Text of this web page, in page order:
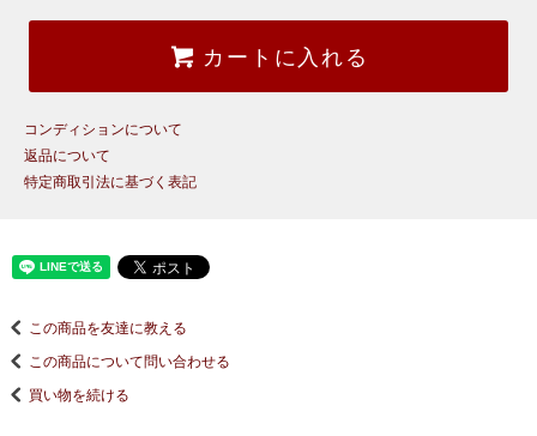
カートに入れる
コンディションについて
返品について
特定商取引法に基づく表記
この商品を友達に教える
この商品について問い合わせる
買い物を続ける